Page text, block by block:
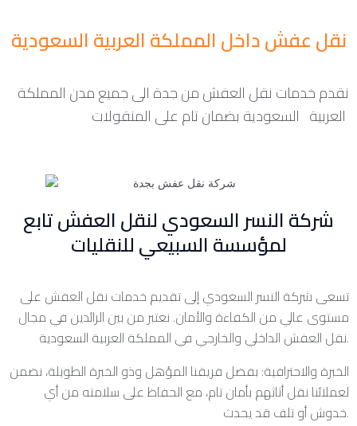
نقل عفش داخل المملكة العربية السعودية
نقدم خدمات نقل العفش من جدة الى جميع مدن المملكة
شركة النسر السعودي لنقل العفش تابع
لمؤسسة السبيعي للنقليات
تسعى شركة النسر السعودي إلى تقديم خدمات نقل العفش على
مستوى عالي من الكفاءة والأمان. نعتبر من بين الرائدين في مجال
نقل العفش الداخلي والخارجي في المملكة العربية السعودية.
الخبرة والاحترافية: بفضل فريقنا المؤهل وذو الخبرة الطويلة، نضمن
لعملائنا نقل أثاثهم بأمان تام، مع الحفاظ على سلامته من أي
خدوش أو تلف قد يحدث.